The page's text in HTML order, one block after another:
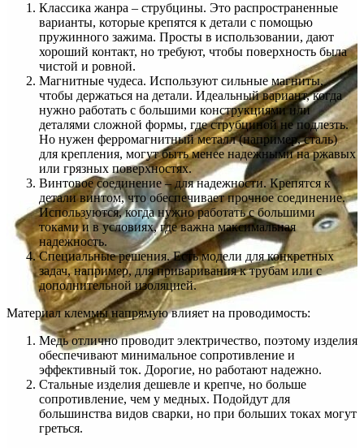
Классика жанра – струбцины. Это распространенные
варианты, которые крепятся к детали с помощью
пружинного зажима. Просты в использовании, дают
хороший контакт, но требуют, чтобы поверхность была
чистой и ровной.
Магнитные чудеса. Используют сильные магниты,
чтобы держаться на детали. Идеальный вариант, когда
нужно работать с большими конструкциями или
деталями сложной формы, где струбциной не подлезть.
Но нужен ферромагнитный металл (например, сталь)
для крепления, могут быть менее надежными на ржавых
или грязных поверхностях.
Винтовое соединение – для надежности. Крепятся к
детали винтом, что обеспечивает прочное соединение.
Используются, когда нужно работать с большими
токами и в условиях, где важна максимальная
надежность.
Специальные решения. Есть модели для конкретных
задач, например, для приваривания к трубам или с
дополнительной изоляцией.
Материал клеммы напрямую влияет на проводимость:
Медь отлично проводит электричество, поэтому изделия
обеспечивают минимальное сопротивление и
эффективный ток. Дорогие, но работают надежно.
Стальные изделия дешевле и крепче, но больше
сопротивление, чем у медных. Подойдут для
большинства видов сварки, но при больших токах могут
греться.